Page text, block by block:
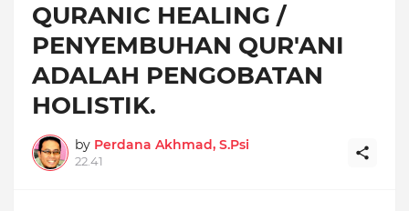
QURANIC HEALING /
PENYEMBUHAN QUR'ANI
ADALAH PENGOBATAN
HOLISTIK.
by Perdana Akhmad, S.Psi
22.41